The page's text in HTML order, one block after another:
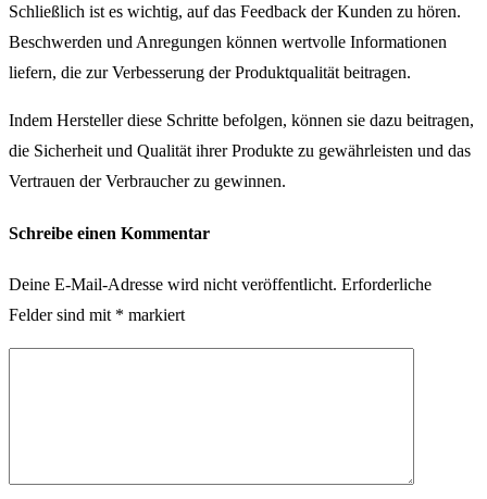
Schließlich ist es wichtig, auf das Feedback der Kunden zu hören.
Beschwerden und Anregungen können wertvolle Informationen
liefern, die zur Verbesserung der Produktqualität beitragen.
Indem Hersteller diese Schritte befolgen, können sie dazu beitragen,
die Sicherheit und Qualität ihrer Produkte zu gewährleisten und das
Vertrauen der Verbraucher zu gewinnen.
Schreibe einen Kommentar
Deine E-Mail-Adresse wird nicht veröffentlicht. Erforderliche
Felder sind mit * markiert